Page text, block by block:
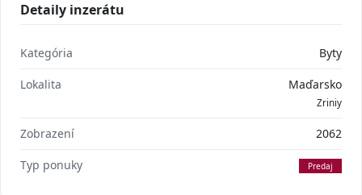
Detaily inzerátu
Kategória Byty
Lokalita Maďarsko
Zriniy
Zobrazení 2062
Typ ponuky Predaj